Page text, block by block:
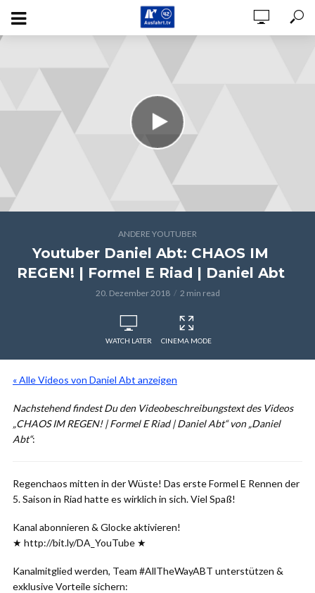
ANDERE YOUTUBER
Youtuber Daniel Abt: CHAOS IM
REGEN! | Formel E Riad | Daniel Abt
20. Dezember 2018 2 min read
WATCH LATER CINEMA MODE
« Alle Videos von Daniel Abt anzeigen
Nachstehend findest Du den Videobeschreibungstext des Videos
„CHAOS IM REGEN! | Formel E Riad | Daniel Abt“ von „Daniel
Abt“:
Regenchaos mitten in der Wüste! Das erste Formel E Rennen der
5. Saison in Riad hatte es wirklich in sich. Viel Spaß!
Kanal abonnieren & Glocke aktivieren!
★ http://bit.ly/DA_YouTube ★
Kanalmitglied werden, Team #AllTheWayABT unterstützen &
exklusive Vorteile sichern: